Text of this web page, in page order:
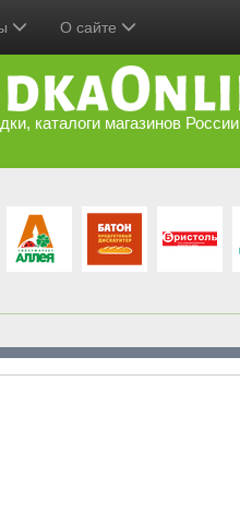
О сайте
каталоги магазинов России